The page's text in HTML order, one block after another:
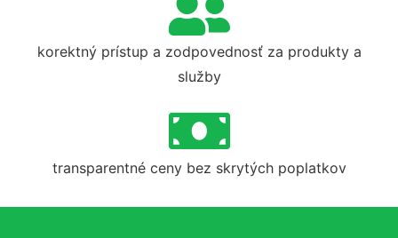
korektný prístup a zodpovednosť za produkty a
služby
transparentné ceny bez skrytých poplatkov